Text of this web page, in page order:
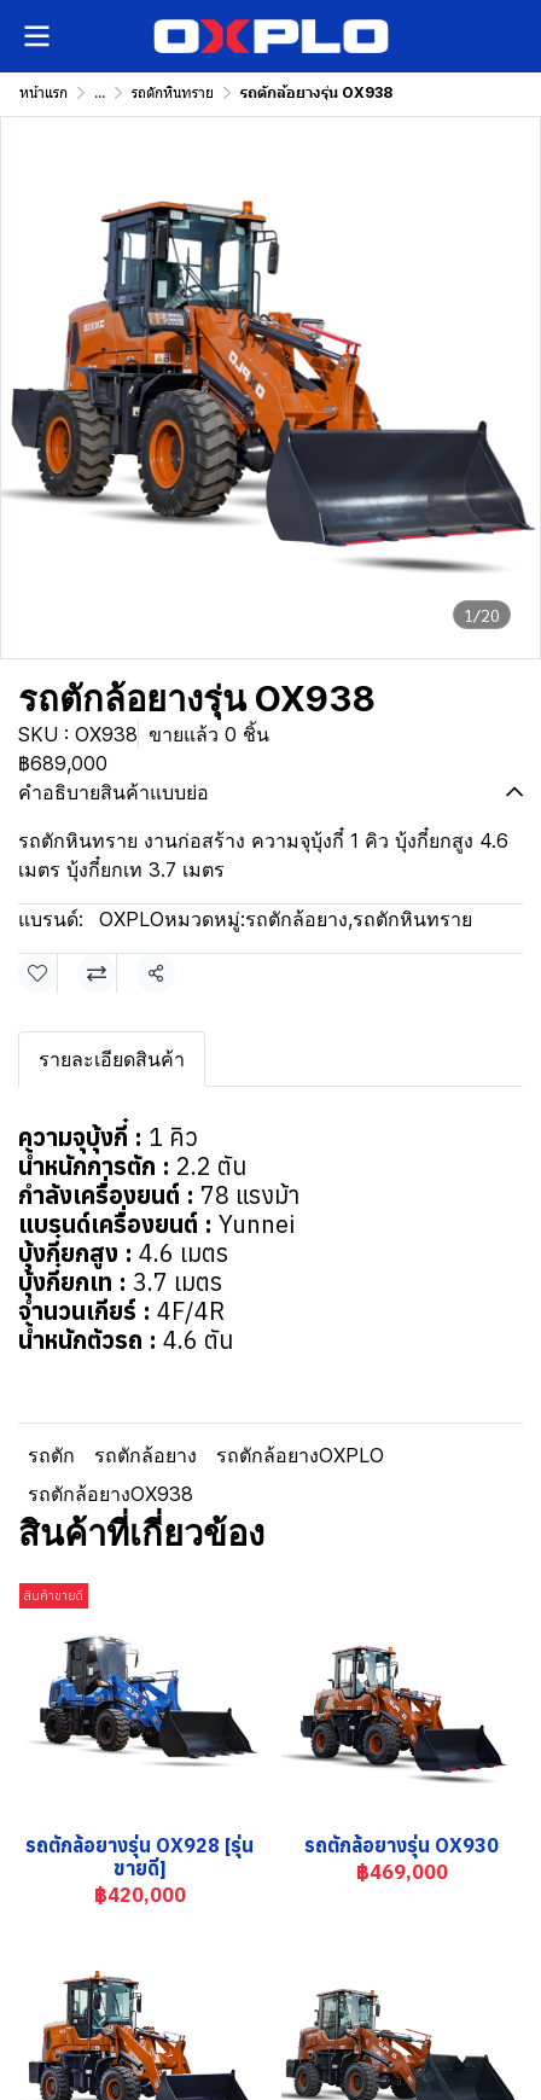
หน้าแรก ... รถตักหินทราย รถตักล้อยางรุ่น OX938
1/20
รถตักล้อยางรุ่น OX938
SKU : OX938 ขายแล้ว 0 ชิ้น
฿689,000
คำอธิบายสินค้าแบบย่อ
รถตักหินทราย งานก่อสร้าง ความจุบุ้งกี๋ 1 คิว บุ้งกี๋ยกสูง 4.6
เมตร บุ้งกี๋ยกเท 3.7 เมตร
แบรนด์: OXPLOหมวดหมู่:รถตักล้อยาง,รถตักหินทราย
แชร์
รายละเอียดสินค้า
ความจุบุ้งกี๋ : 1 คิว
น้ำหนักการตัก : 2.2 ตัน
กำลังเครื่องยนต์ : 78 แรงม้า
แบรนด์เครื่องยนต์ : Yunnei
บุ้งกี๋ยกสูง : 4.6 เมตร
บุ้งกี๋ยกเท : 3.7 เมตร
จำนวนเกียร์ : 4F/4R
น้ำหนักตัวรถ : 4.6 ตัน
รถตัก รถตักล้อยาง
รถตักล้อยางOXPLO
รถตักล้อยางOX938
สินค้าที่เกี่ยวข้อง
สินค้าขายดี
รถตักล้อยางรุ่น OX928 [รุ่น
ขายดี]
฿420,000
รถตักล้อยางรุ่น OX930
฿469,000